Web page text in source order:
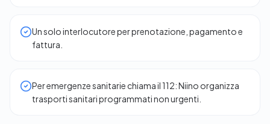
Un solo interlocutore per prenotazione, pagamento e
fattura.
Per emergenze sanitarie chiama il 112: Niino organizza
trasporti sanitari programmati non urgenti.